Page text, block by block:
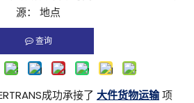
源： 地点
查询
成功承接了 大件货物运输项